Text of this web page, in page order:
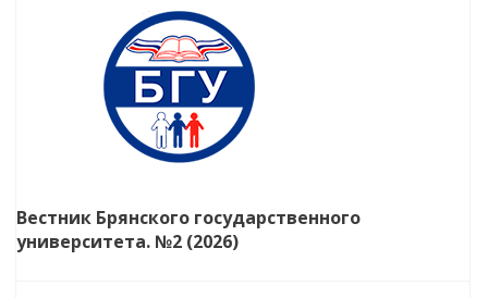
Вестник Брянского государственного
университета. №2 (2026)